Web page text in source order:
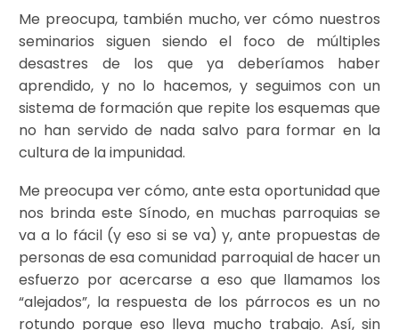
Me preocupa, también mucho, ver cómo nuestros
seminarios siguen siendo el foco de múltiples
desastres de los que ya deberíamos haber
aprendido, y no lo hacemos, y seguimos con un
sistema de formación que repite los esquemas que
no han servido de nada salvo para formar en la
cultura de la impunidad.
Me preocupa ver cómo, ante esta oportunidad que
nos brinda este Sínodo, en muchas parroquias se
va a lo fácil (y eso si se va) y, ante propuestas de
personas de esa comunidad parroquial de hacer un
esfuerzo por acercarse a eso que llamamos los
“alejados”, la respuesta de los párrocos es un no
rotundo porque eso lleva mucho trabajo. Así, sin